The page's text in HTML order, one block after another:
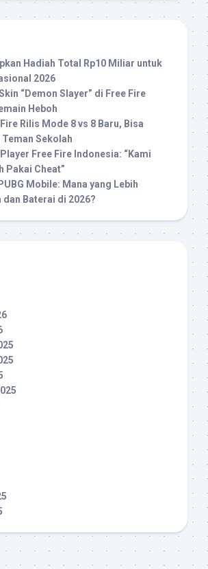
Hadiah Total Rp10 Miliar untuk
2026
“Demon Slayer” di Free Fire
Heboh
Rilis Mode 8 vs 8 Baru, Bisa
Teman Sekolah
Free Fire Indonesia: “Kami
Pakai Cheat”
Mobile: Mana yang Lebih
dan Baterai di 2026?